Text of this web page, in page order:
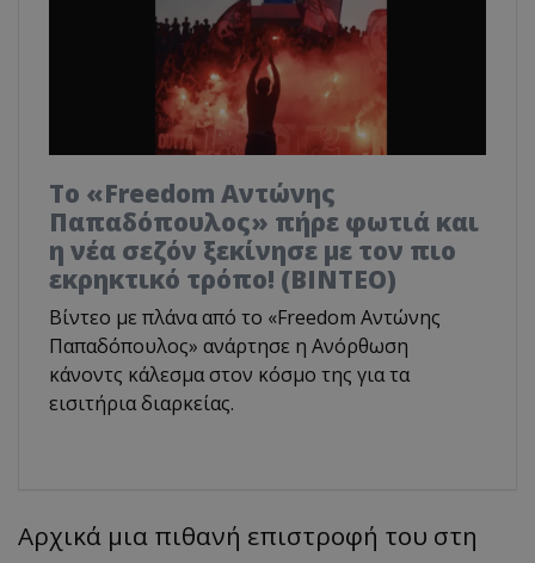
Το «Freedom Αντώνης
Παπαδόπουλος» πήρε φωτιά και
η νέα σεζόν ξεκίνησε με τον πιο
εκρηκτικό τρόπο! (ΒΙΝΤΕΟ)
Βίντεο με πλάνα από το «Freedom Αντώνης
Παπαδόπουλος» ανάρτησε η Ανόρθωση
κάνοντς κάλεσμα στον κόσμο της για τα
εισιτήρια διαρκείας.
Αρχικά μια πιθανή επιστροφή του στη